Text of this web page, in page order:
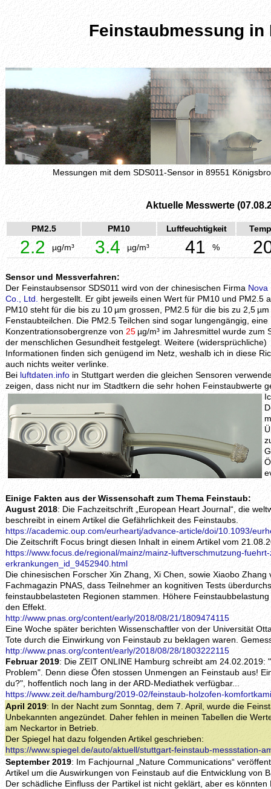
Feinstaubmessung
Messungen mit dem SDS011-Sensor in 89551
Aktuelle Messwerte
PM2.5 PM10 Luftfeuchtigkeit
2.2 µg/m³ 3.4 µg/m³ 41 %
Sensor und Messverfahren:
Der Feinstaubsensor SDS011 wird von der chinesischen Firma Nova
Co., Ltd.
hergestellt. Er gibt jeweils einen Wert für PM10 und PM2.5
PM10 steht für die bis zu 10 µm grossen, PM2.5 für die bis zu 2,5
Fenstaubteilchen. Die PM2.5 Teilchen sind sogar lungengängig, eine
Konzentrationsobergrenze von 25µg/m³ im Jahresmittel wurde zum
der menschlichen Gesundheit festgelegt. Weitere (widersprüchliche)
Informationen finden sich genügend im Netz, weshalb ich in diese
auch nichts weiter verlinke.
Bei luftdaten.info in Stuttgart werden die gleichen Sensoren
zeigen, dass nicht nur im Stadtkern die sehr hohen Feinstaubwerte
Einige Fakten aus der Wissenschaft zum Thema Feinstaub:
August 2018: Die Fachzeitschrift „European Heart Journal“, die
beschreibt in einem Artikel die Gefährlichkeit des Feinstaubs.
https://academic.oup.com/eurheartj/advance-article/doi/10.1093/
Die Zeitschrift Focus bringt diesen Inhalt in einem Artikel vom
https://www.focus.de/regional/mainz/mainz-luftverschmutzung-
erkrankungen_id_9452940.html
Die chinesischen Forscher Xin Zhang, Xi Chen, sowie Xiaobo
Fachmagazin PNAS, dass Teilnehmer an kognitiven Tests
feinstaubbelasteten Regionen stammen. Höhere
den Effekt.
http://www.pnas.org/content/early/2018/08/21/1809474115
Eine Woche später berichten Wissenschaftler von der Universität
Tote durch die Einwirkung von Feinstaub zu beklagen waren.
http://www.pnas.org/content/early/2018/08/28/1803222115
Februar 2019: Die ZEIT ONLINE Hamburg schreibt am 24.02.2019:
Problem". Denn diese Öfen stossen Unmengen an Feinstaub aus!
du?", hoffentlich noch lang in der ARD-Mediathek verfügbar...
https://www.zeit.de/hamburg/2019-02/feinstaub-holzofen-
April 2019: In der Nacht zum Sonntag, dem 7. April, wurde die
Unbekannten angezündet. Daher fehlen in meinen Tabellen die
am Neckartor in Betrieb.
Der Spiegel hat dazu folgenden Artikel geschrieben:
https://www.spiegel.de/auto/aktuell/stuttgart-feinstaub-messstation-
September 2019: Im Fachjournal „Nature Communications“
Artikel um die Auswirkungen von Feinstaub auf die Entwicklung von
Der schädliche Einfluss der Partikel ist nicht geklärt, aber es